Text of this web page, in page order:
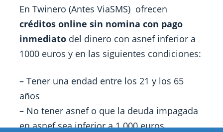
En Twinero (Antes ViaSMS) ofrecen
créditos online sin nomina con pago
inmediato del dinero con asnef inferior a
1000 euros y en las siguientes condiciones:
– Tener una endad entre los 21 y los 65
años
– No tener asnef o que la deuda impagada
en asnef sea inferior a 1.000 euros.